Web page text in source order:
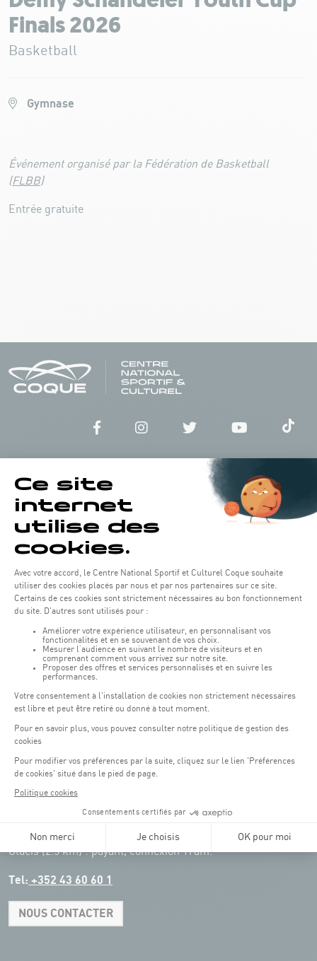
Finals 2026
Basketball
Gymnase
Événement organisé par la Fédération de Basketball
(FLBB)
Entrée gratuite
Horaires d'ouverture du batiment de la Coque :
Lundi - vendredi : 06h30 - 22h00
Weekend : 07h30 - 19h00
Pensez à vous informer des horaires d'ouverture de chaque activité.
Accès :
COQUE • 2 rue Léon Hengen, Luxembourg (L-1745)
Transport en commun: Arrêt Tram "Coque"
Parkings:
(1)Parking Coque : payant - 3 heures offertes pour les
clients Coque(hors manifestations)
Pendant les jours d'événements à la Coque, les places de parkings sont
restreintes. Veuillez privilégier les transports en commun dans la mesure du
possible.
Erasme (150m) : payant.
Konrad Adenauer (1 km) : payant.
Place de l'Europe (1.1 km) : payant, connexion Tram.
Glacis (2.5 km) : payant, connexion Tram.
Tel: +352 43 60 60 1
NOUS CONTACTER
Leaflet|Map tiles by Carto, under CC BY 3.0. Data by OpenStreetMap, under